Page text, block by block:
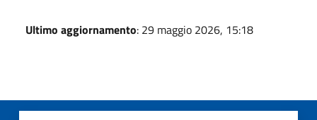
Ultimo aggiornamento: 29 maggio 2026, 15:18